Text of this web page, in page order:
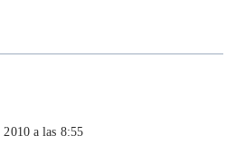
a las 8:55